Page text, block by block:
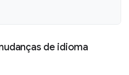
de idioma